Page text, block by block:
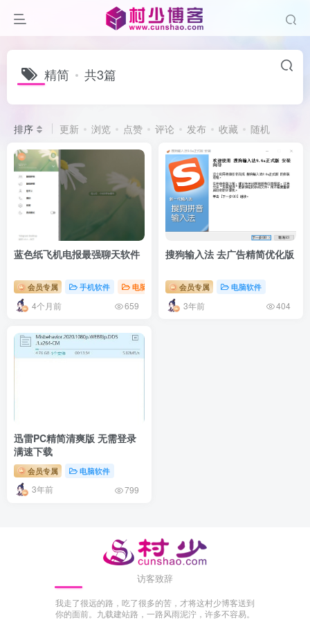
精简 共3篇
排序 更新 浏览 点赞 评论 发布 收藏 随机
蓝色纸飞机电报最强聊天软件
会员专属 手机软件 电脑软件
4个月前 659
搜狗输入法 去广告精简优化版
会员专属 电脑软件
3年前 404
迅雷PC精简清爽版 无需登录
满速下载
会员专属 电脑软件
3年前 799
访客致辞
我走了很远的路，吃了很多的苦，才将这村少博客送到
你的面前。九载建站路，一路风雨泥泞，许多不容易。